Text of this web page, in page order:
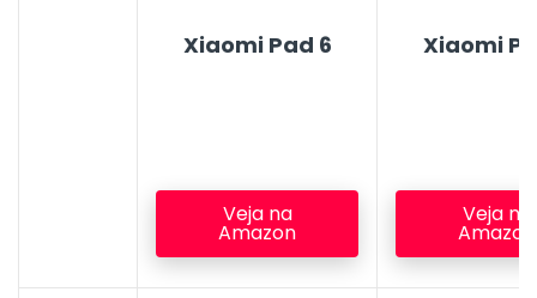
Xiaomi Pad 6
Veja na
Amazon
Xiaomi
Veja na
Amazon